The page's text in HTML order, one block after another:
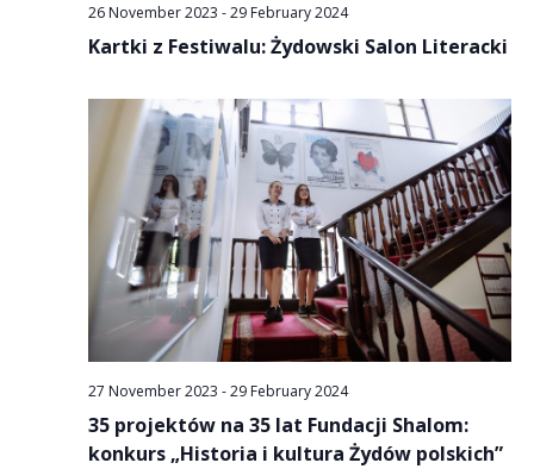
26 November 2023 -29 February 2024
Kartki z Festiwalu: Żydowski Salon Literacki
27 November 2023 -29 February 2024
35 projektów na 35 lat Fundacji Shalom:
konkurs „Historia i kultura Żydów polskich”